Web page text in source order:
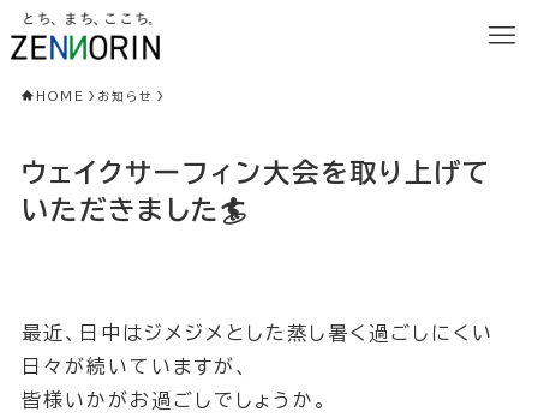
HOME お知らせ
ウェイクサーフィン大会を取り上げて
いただきました🏄
最近、日中はジメジメとした蒸し暑く過ごしにくい
日々が続いていますが、
皆様いかがお過ごしでしょうか。